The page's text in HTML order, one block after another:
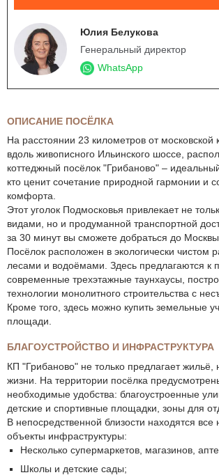
Юлия Белукова
Генеральный директор
WhatsApp
ОПИСАНИЕ ПОСЁЛКА
На расстоянии 23 километров от московской
вдоль живописного Ильинского шоссе,
коттеджный посёлок "Грибаново" –
кто ценит сочетание природной гармонии и
комфорта.
Этот уголок Подмосковья привлекает не
видами, но и продуманной транспортной
за 30 минут вы сможете добраться до
Посёлок расположен в экологически чистом
лесами и водоёмами. Здесь предлагаются к
современные трехэтажные таунхаусы,
технологии монолитного строительства с
Кроме того, здесь можно купить земельные
площади.
БЛАГОУСТРОЙСТВО И ИНФРАСТРУКТУРА
КП "Грибаново" не только предлагает жильё,
жизни. На территории посёлка
необходимые удобства: благоустроенные
детские и спортивные площадки, зоны для
В непосредственной близости находятся
объекты инфраструктуры:
Несколько супермаркетов, магазинов,
Школы и детские сады;